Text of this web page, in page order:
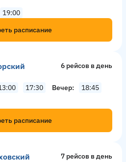
19:00
расписание
6 рейсов в день
17:30 Вечер
18:45
расписание
7 рейсов в день